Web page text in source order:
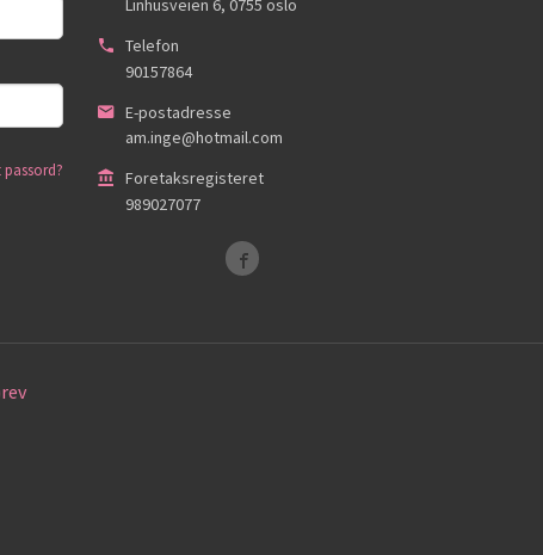
passord?
Linhusveien 6, 0755 oslo
Telefon
90157864
E-postadresse
am.inge@hotmail.com
Foretaksregisteret
989027077